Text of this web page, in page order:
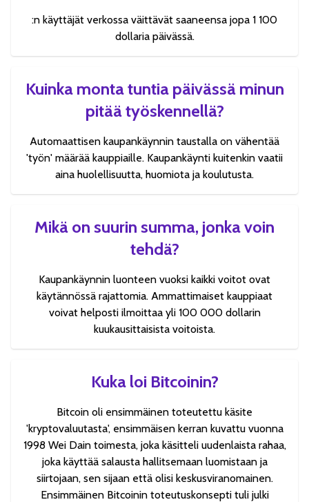
:n käyttäjät verkossa väittävät saaneensa jopa 1 100
dollaria päivässä.
Kuinka monta tuntia päivässä minun
pitää työskennellä?
Automaattisen kaupankäynnin taustalla on vähentää
'työn' määrää kauppiaille. Kaupankäynti kuitenkin vaatii
aina huolellisuutta, huomiota ja koulutusta.
Mikä on suurin summa, jonka voin
tehdä?
Kaupankäynnin luonteen vuoksi kaikki voitot ovat
käytännössä rajattomia. Ammattimaiset kauppiaat
voivat helposti ilmoittaa yli 100 000 dollarin
kuukausittaisista voitoista.
Kuka loi Bitcoinin?
Bitcoin oli ensimmäinen toteutettu käsite
'kryptovaluutasta', ensimmäisen kerran kuvattu vuonna
1998 Wei Dain toimesta, joka käsitteli uudenlaista rahaa,
joka käyttää salausta hallitsemaan luomistaan ja
siirtojaan, sen sijaan että olisi keskusviranomainen.
Ensimmäinen Bitcoinin toteutuskonsepti tuli julki